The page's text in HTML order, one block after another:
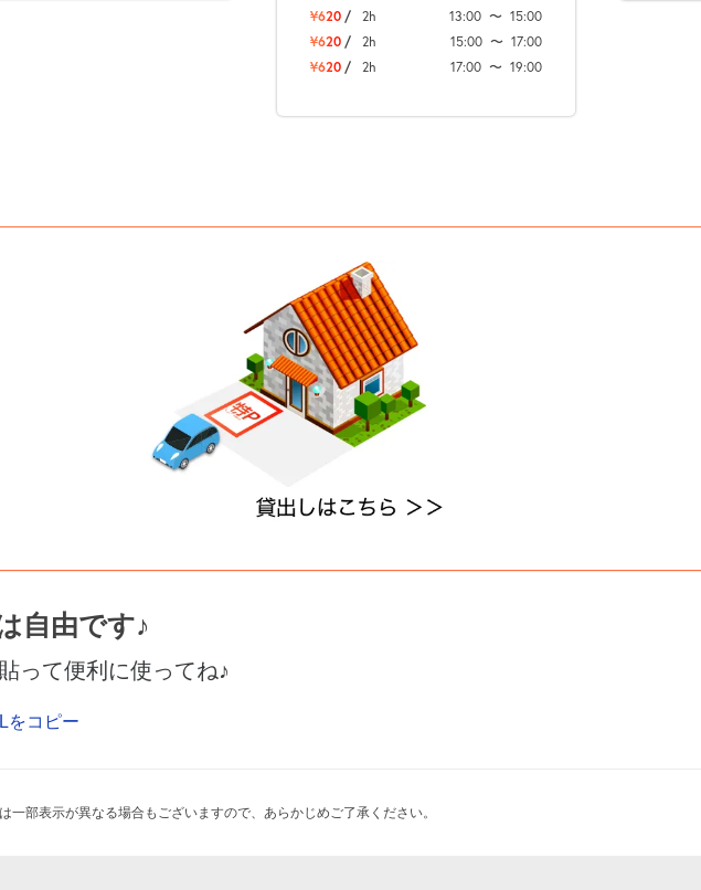
¥620 / 2h 13:00 〜 15:00
¥620 / 2h 15:00 〜 17:00
¥620 / 2h 17:00 〜 19:00
自由です♪
って便利に使ってね♪
をコピー
部表示が異なる場合もございますので、あらかじめご了承ください。